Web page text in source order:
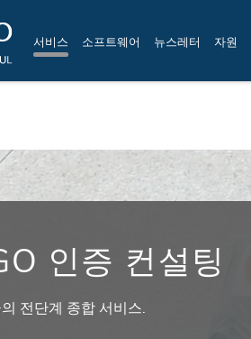
서비스 소프트웨어 뉴스레터 자원
인증 컨설팅
전단계 종합 서비스.